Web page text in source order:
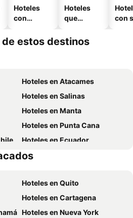
Hoteles
con
Hoteles
que
mascotas
con
estos destinos
Hoteles en Atacames
Hoteles en Salinas
Hoteles en Manta
Hoteles en Punta Cana
Hoteles en Ecuador
Hoteles en Chicago
Hoteles en Quito
Hoteles en Cartagena
Hoteles en Nueva York